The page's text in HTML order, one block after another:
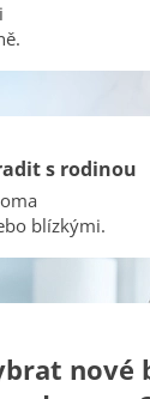
s rodinou
blízkými.
nové